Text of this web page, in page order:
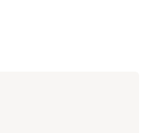
privée, 2 espaces jardin et
des vacances
à Maurin, commune de